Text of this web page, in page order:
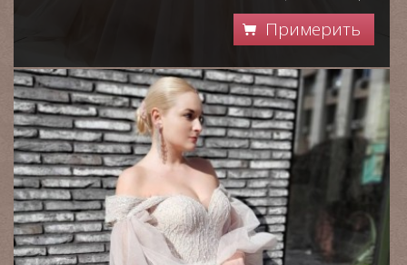
Примерить